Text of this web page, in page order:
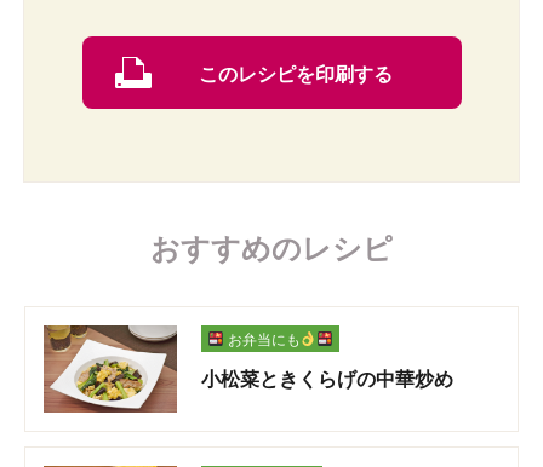
このレシピを印刷する
おすすめのレシピ
お弁当にも
小松菜ときくらげの中華炒め